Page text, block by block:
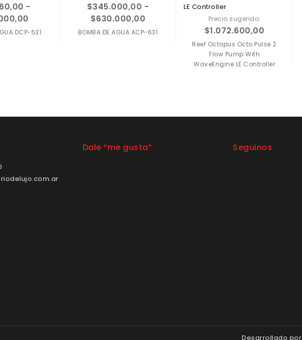
-
DCP-521
$345.000,00 -
$630.000,00
BOMBA DE AGUA ACP-631
Precio sugerido:
$1.072.600,00
Reef Octopus Octo Pulse 2
Flow Pump With
WaveEngine LE Controller
Dale “me gusta” Seguinos
Desarrollado por